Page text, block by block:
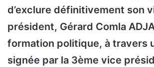
d’exclure définitivement son
président, Gérard Comla
formation politique, à travers
signée par la 3ème vice